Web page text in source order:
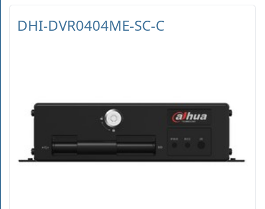
DHI-DVR0404ME-SC-C